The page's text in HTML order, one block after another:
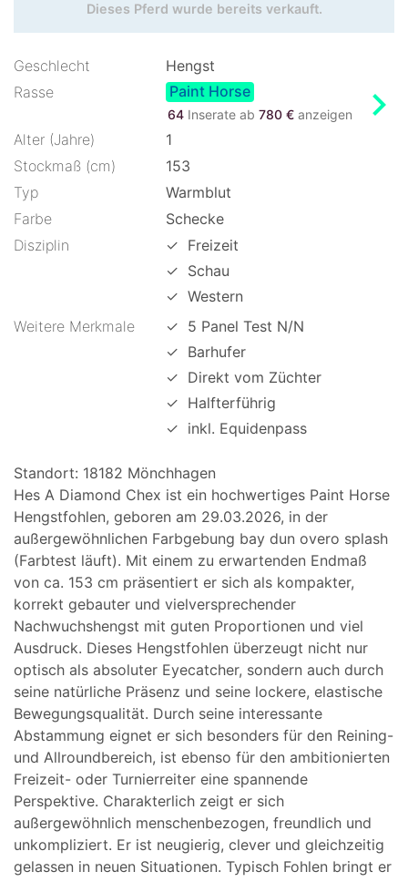
Dieses Pferd wurde bereits verkauft.
Geschlecht
Hengst
Rasse
Paint Horse
64 Inserate ab 780 € anzeigen chevron_right
Alter (Jahre)
1
Stockmaß (cm)
153
Typ
Warmblut
Farbe
Schecke
Disziplin
✓ Freizeit
✓ Schau
✓ Western
Weitere Merkmale
✓ 5 Panel Test N/N
✓ Barhufer
✓ Direkt vom Züchter
✓ Halfterführig
✓ inkl. Equidenpass
Standort: 18182 Mönchhagen
Hes A Diamond Chex ist ein hochwertiges Paint Horse
Hengstfohlen, geboren am 29.03.2026, in der
außergewöhnlichen Farbgebung bay dun overo splash
(Farbtest läuft). Mit einem zu erwartenden Endmaß
von ca. 153 cm präsentiert er sich als kompakter,
korrekt gebauter und vielversprechender
Nachwuchshengst mit guten Proportionen und viel
Ausdruck. Dieses Hengstfohlen überzeugt nicht nur
optisch als absoluter Eyecatcher, sondern auch durch
seine natürliche Präsenz und seine lockere, elastische
Bewegungsqualität. Durch seine interessante
Abstammung eignet er sich besonders für den Reining-
und Allroundbereich, ist ebenso für den ambitionierten
Freizeit- oder Turnierreiter eine spannende
Perspektive. Charakterlich zeigt er sich
außergewöhnlich menschenbezogen, freundlich und
unkompliziert. Er ist neugierig, clever und gleichzeitig
gelassen in neuen Situationen. Typisch Fohlen bringt er